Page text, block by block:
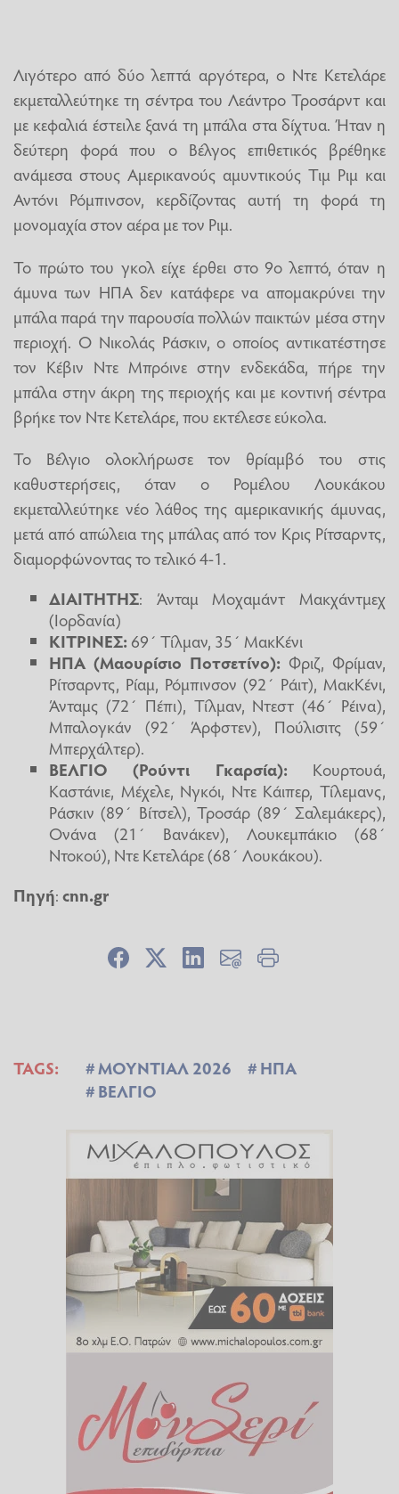
Λιγότερο από δύο λεπτά αργότερα, ο Ντε Κετελάρε
εκμεταλλεύτηκε τη σέντρα του Λεάντρο Τροσάρντ και
με κεφαλιά έστειλε ξανά τη μπάλα στα δίχτυα. Ήταν η
δεύτερη φορά που ο Βέλγος επιθετικός βρέθηκε
ανάμεσα στους Αμερικανούς αμυντικούς Τιμ Ριμ και
Αντόνι Ρόμπινσον, κερδίζοντας αυτή τη φορά τη
μονομαχία στον αέρα με τον Ριμ.
Το πρώτο του γκολ είχε έρθει στο 9ο λεπτό, όταν η
άμυνα των ΗΠΑ δεν κατάφερε να απομακρύνει την
μπάλα παρά την παρουσία πολλών παικτών μέσα στην
περιοχή. Ο Νικολάς Ράσκιν, ο οποίος αντικατέστησε
τον Κέβιν Ντε Μπρόινε στην ενδεκάδα, πήρε την
μπάλα στην άκρη της περιοχής και με κοντινή σέντρα
βρήκε τον Ντε Κετελάρε, που εκτέλεσε εύκολα.
Το Βέλγιο ολοκλήρωσε τον θρίαμβό του στις
καθυστερήσεις, όταν ο Ρομέλου Λουκάκου
εκμεταλλεύτηκε νέο λάθος της αμερικανικής άμυνας,
μετά από απώλεια της μπάλας από τον Κρις Ρίτσαρντς,
διαμορφώνοντας το τελικό 4-1.
ΔΙΑΙΤΗΤΗΣ: Άνταμ Μοχαμάντ Μακχάντμεχ
(Ιορδανία)
KITΡΙΝΕΣ: 69΄ Τίλμαν, 35΄ ΜακΚένι
ΗΠΑ (Μαουρίσιο Ποτσετίνο): Φριζ, Φρίμαν,
Ρίτσαρντς, Ρίαμ, Ρόμπινσον (92΄ Ράιτ), ΜακΚένι,
Άνταμς (72΄ Πέπι), Τίλμαν, Ντεστ (46΄ Ρέινα),
Μπαλογκάν (92΄ Άρφστεν), Πούλισιτς (59΄
Μπερχάλτερ).
ΒΕΛΓΙΟ (Ρούντι Γκαρσία): Κουρτουά,
Καστάνιε, Μέχελε, Νγκόι, Ντε Κάιπερ, Τίλεμανς,
Ράσκιν (89΄ Βίτσελ), Τροσάρ (89΄ Σαλεμάκερς),
Ονάνα (21΄ Βανάκεν), Λουκεμπάκιο (68΄
Ντοκού), Ντε Κετελάρε (68΄ Λουκάκου).
Πηγή:cnn.gr
TAGS: ΜΟΥΝΤΙΑΛ 2026
ΗΠΑ
ΒΕΛΓΙΟ